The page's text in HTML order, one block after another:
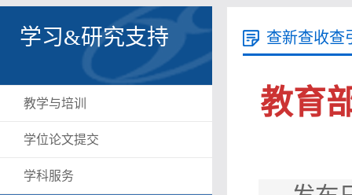
学习&研究支持
教学与培训
学位论文提交
学科服务
查新查收查
教育